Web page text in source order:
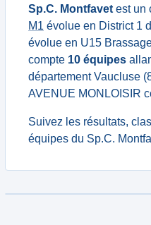
Sp.C. Montfavet est un
M1 évolue en District 1
évolue en U15
compte 10 équipes
département Vaucluse
AVENUE MONLOISIR
Suivez les résultats,
équipes du Sp.C.